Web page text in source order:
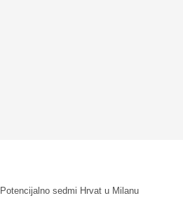
Potencijalno sedmi Hrvat u Milanu